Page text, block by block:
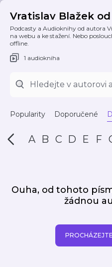
Vratislav Blažek od
Podcasty a Audioknihy od autora
na webu a ke stažení. Nebo
offline.
1 audiokniha
Popularity Doporučené
A B C D E F
Ouha, od tohoto
žádnou